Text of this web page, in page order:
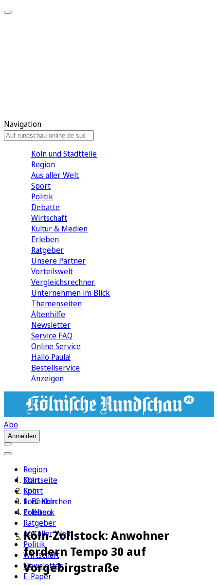
Navigation
Köln und Stadtteile
Region
Aus aller Welt
Sport
Politik
Debatte
Wirtschaft
Kultur & Medien
Erleben
Ratgeber
Unsere Partner
Vorteilswelt
Vergleichsrechner
Unternehmen im Blick
Themenseiten
Altenhilfe
Newsletter
Service FAQ
Online Service
Hallo Paula!
Bestellservice
Anzeigen
Abo
Anmelden
Region
Köln
Sport
1. FC Köln
Erleben
Ratgeber
Aus aller Welt
Politik
Wirtschaft
Newsletter
E-Paper
Startseite
Köln
Rodenkirchen
Zollstock
Köln-Zollstock: Anwohner
fordern Tempo 30 auf
Vorgebirgstraße